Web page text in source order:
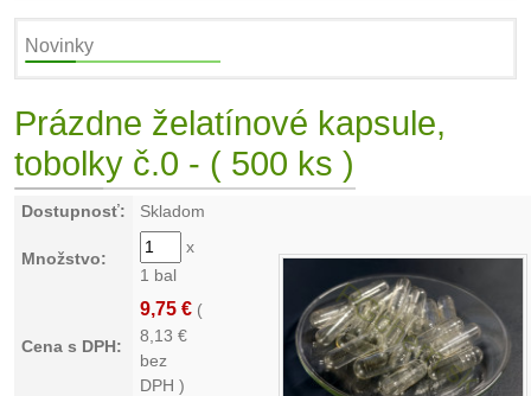
Novinky
Prázdne želatínové kapsule,
tobolky č.0 - ( 500 ks )
Dostupnosť: Skladom
Množstvo:
x
1 bal
Cena s DPH:
9,75 € (
8,13 €
bez
DPH )